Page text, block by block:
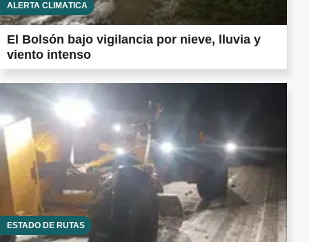
ALERTA CLIMÁTICA
El Bolsón bajo vigilancia por nieve, lluvia y
viento intenso
ESTADO DE RUTAS